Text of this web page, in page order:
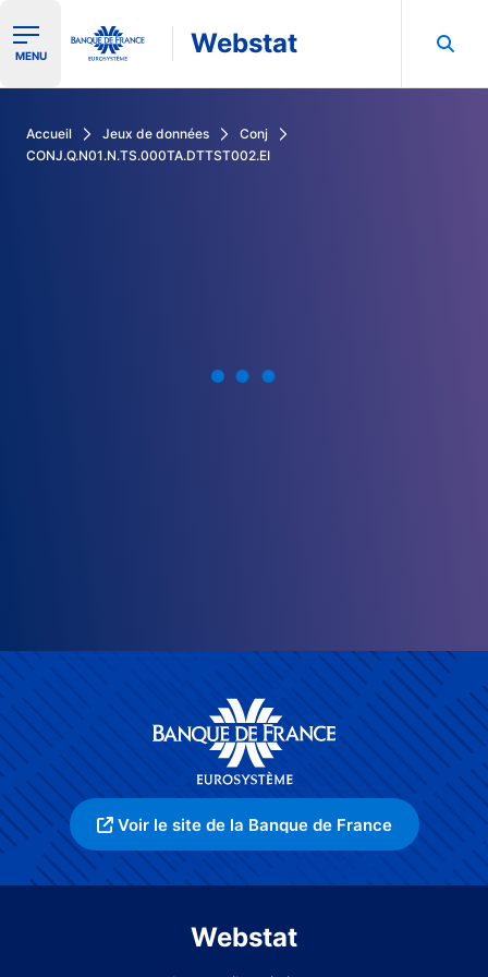
Ouvrir le menu de navigation
MENU Webstat
Accueil Jeux de données
Conj
CONJ.Q.N01.N.TS.000TA.DTTST002.EI
Voir le site de la Banque de France
Webstat